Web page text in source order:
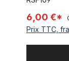
6,00 €*
Prix TTC,